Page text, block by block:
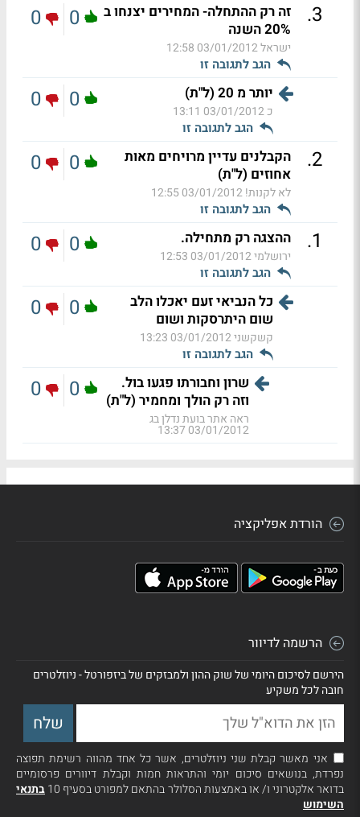
3
.
זה רק ההתחלה- המחירים יצנחו ב
20% השנה
ישראל03/01/2012 12:58
הגב לתגובה זו
0
0
יותר מ 20 (ל"ת)
כ03/01/2012 13:11
הגב לתגובה זו
0
0
2
.
הקבלנים עדיין מרויחים מאות
אחוזים (ל"ת)
לא לקנות!03/01/2012 12:55
הגב לתגובה זו
0
0
1
. ההצגה רק מתחילה.
ירושלמי03/01/2012 12:53
הגב לתגובה זו
0
0
כל הנביאי זעם יאכלו הלב
שום היתרסקות ושום
קשקשני03/01/2012 13:23
הגב לתגובה זו
0
0
שרון וחבורתו פגעו בול.
וזה רק הולך ומחמיר (ל"ת)
ראה אתר בועת נדלן בג
03/01/2012 13:37
0
0
הורדת אפליקציה
הרשמה לדיוור
הירשם לסיכום היומי של שוק ההון ולמבזקים של ביזפורטל - ניוזלטרים
חובה לכל משקיע
אני מאשר קבלת שני ניוזלטרים, אשר כל אחד מהווה רשימת תפוצה
נפרדת, בנושאים סיכום יומי והתראות חמות וקבלת דיוורים פרסומיים
בדואר אלקטרוני ו/ או באמצעות הסלולר בהתאם למפורט בסעיף 10
בתנאי
השימוש